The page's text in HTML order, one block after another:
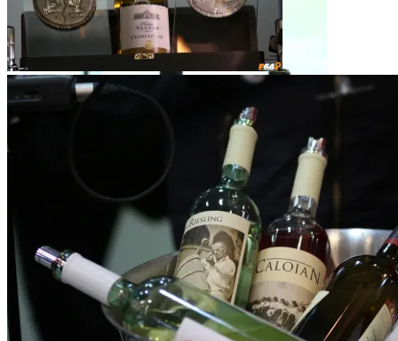
VinVest 2014
VinVest 2014